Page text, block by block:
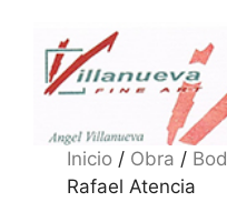
contenido
Inicio / Obra /
Rafael Atencia